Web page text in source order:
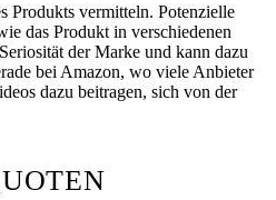
Produkts vermitteln. Potenzielle
das Produkt in verschiedenen
der Marke und kann dazu
bei Amazon, wo viele Anbieter
dazu beitragen, sich von der